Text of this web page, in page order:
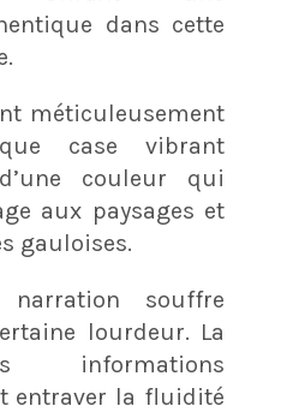
dans cette
méticuleusement
case vibrant
couleur qui
aux paysages et
gauloises.
narration souffre
lourdeur. La
informations
entraver la fluidité